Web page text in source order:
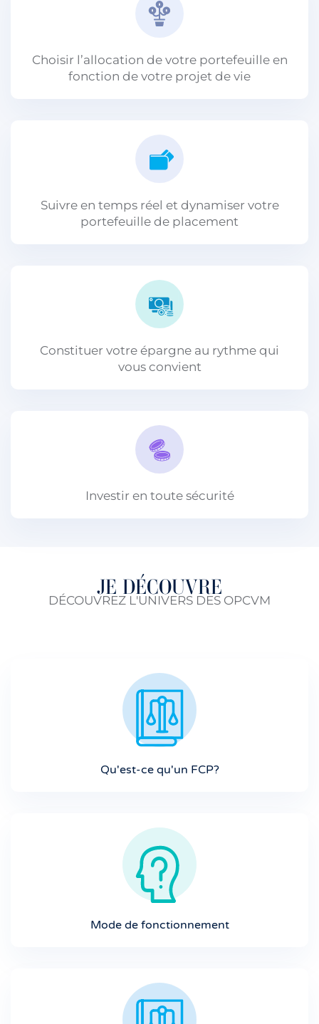
Choisir l’allocation de votre portefeuille en
fonction de votre projet de vie
Suivre en temps réel et dynamiser votre
portefeuille de placement
Constituer votre épargne au rythme qui
vous convient
Investir en toute sécurité
JE DÉCOUVRE
DÉCOUVREZ L'UNIVERS DES OPCVM
Qu'est-ce qu'un FCP?
Mode de fonctionnement